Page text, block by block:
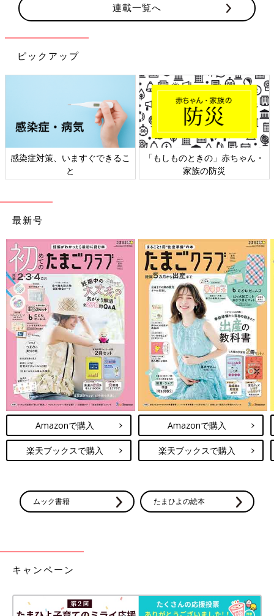
連載一覧へ
ピックアップ
感染症対策、いますぐできるこ
と
「もしものときの」赤ちゃん・
家族の防災
最新号
Amazonで購入
楽天ブックスで購入
Amazonで購入
楽天ブックスで購入
ムック書籍 たまひよの絵本
キャンペーン